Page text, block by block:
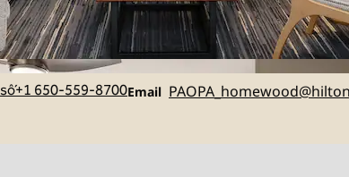
số+1 650-559-8700Email
Email PAOPA_homewood